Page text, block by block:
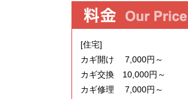
[住宅]
カギ開け 7,000円～
カギ交換 10,000円～
カギ修理 7,000円～